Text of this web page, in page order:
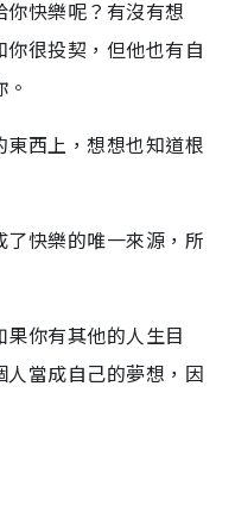
快樂呢？有沒有想
很投契，但他也有自
西上，想想也知道根
快樂的唯一來源，所
你有其他的人生目
當成自己的夢想，因